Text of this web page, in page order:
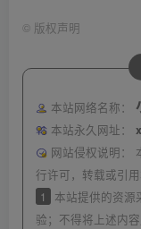
© 版权声明
本站网络名称：
本站永久网址：
网站侵权说明：
行许可，转载或引
1
本站提供的资源
验；不得将上述内